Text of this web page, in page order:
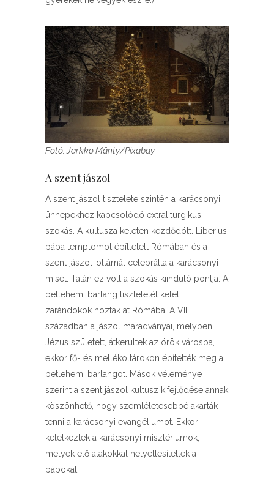
Fotó: Jarkko Mänty/Pixabay
A szent jászol
A szent jászol tisztelete szintén a karácsonyi
ünnepekhez kapcsolódó extraliturgikus
szokás. A kultusza keleten kezdődött. Liberius
pápa templomot építtetett Rómában és a
szent jászol-oltárnál celebrálta a karácsonyi
misét. Talán ez volt a szokás kiinduló pontja. A
betlehemi barlang tiszteletét keleti
zarándokok hozták át Rómába. A VII.
században a jászol maradványai, melyben
Jézus született, átkerültek az örök városba,
ekkor fő- és mellékoltárokon építették meg a
betlehemi barlangot. Mások véleménye
szerint a szent jászol kultusz kifejlődése annak
köszönhető, hogy szemléletesebbé akarták
tenni a karácsonyi evangéliumot. Ekkor
keletkeztek a karácsonyi misztériumok,
melyek élő alakokkal helyettesítették a
bábokat.